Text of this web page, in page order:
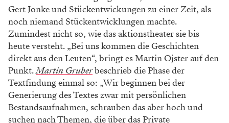
Gert Jonke und Stückentwickungen zu einer Zeit, als
noch niemand Stückentwicklungen machte.
Zumindest nicht so, wie das aktionstheater sie bis
heute versteht. „Bei uns kommen die Geschichten
direkt aus den Leuten“, bringt es Martin Ojster auf den
Punkt.Martin Gruberbeschrieb die Phase der
Textfindung einmal so: „Wir beginnen bei der
Generierung des Textes zwar mit persönlichen
Bestandsaufnahmen, schrauben das aber hoch und
suchen nach Themen, die über das Private